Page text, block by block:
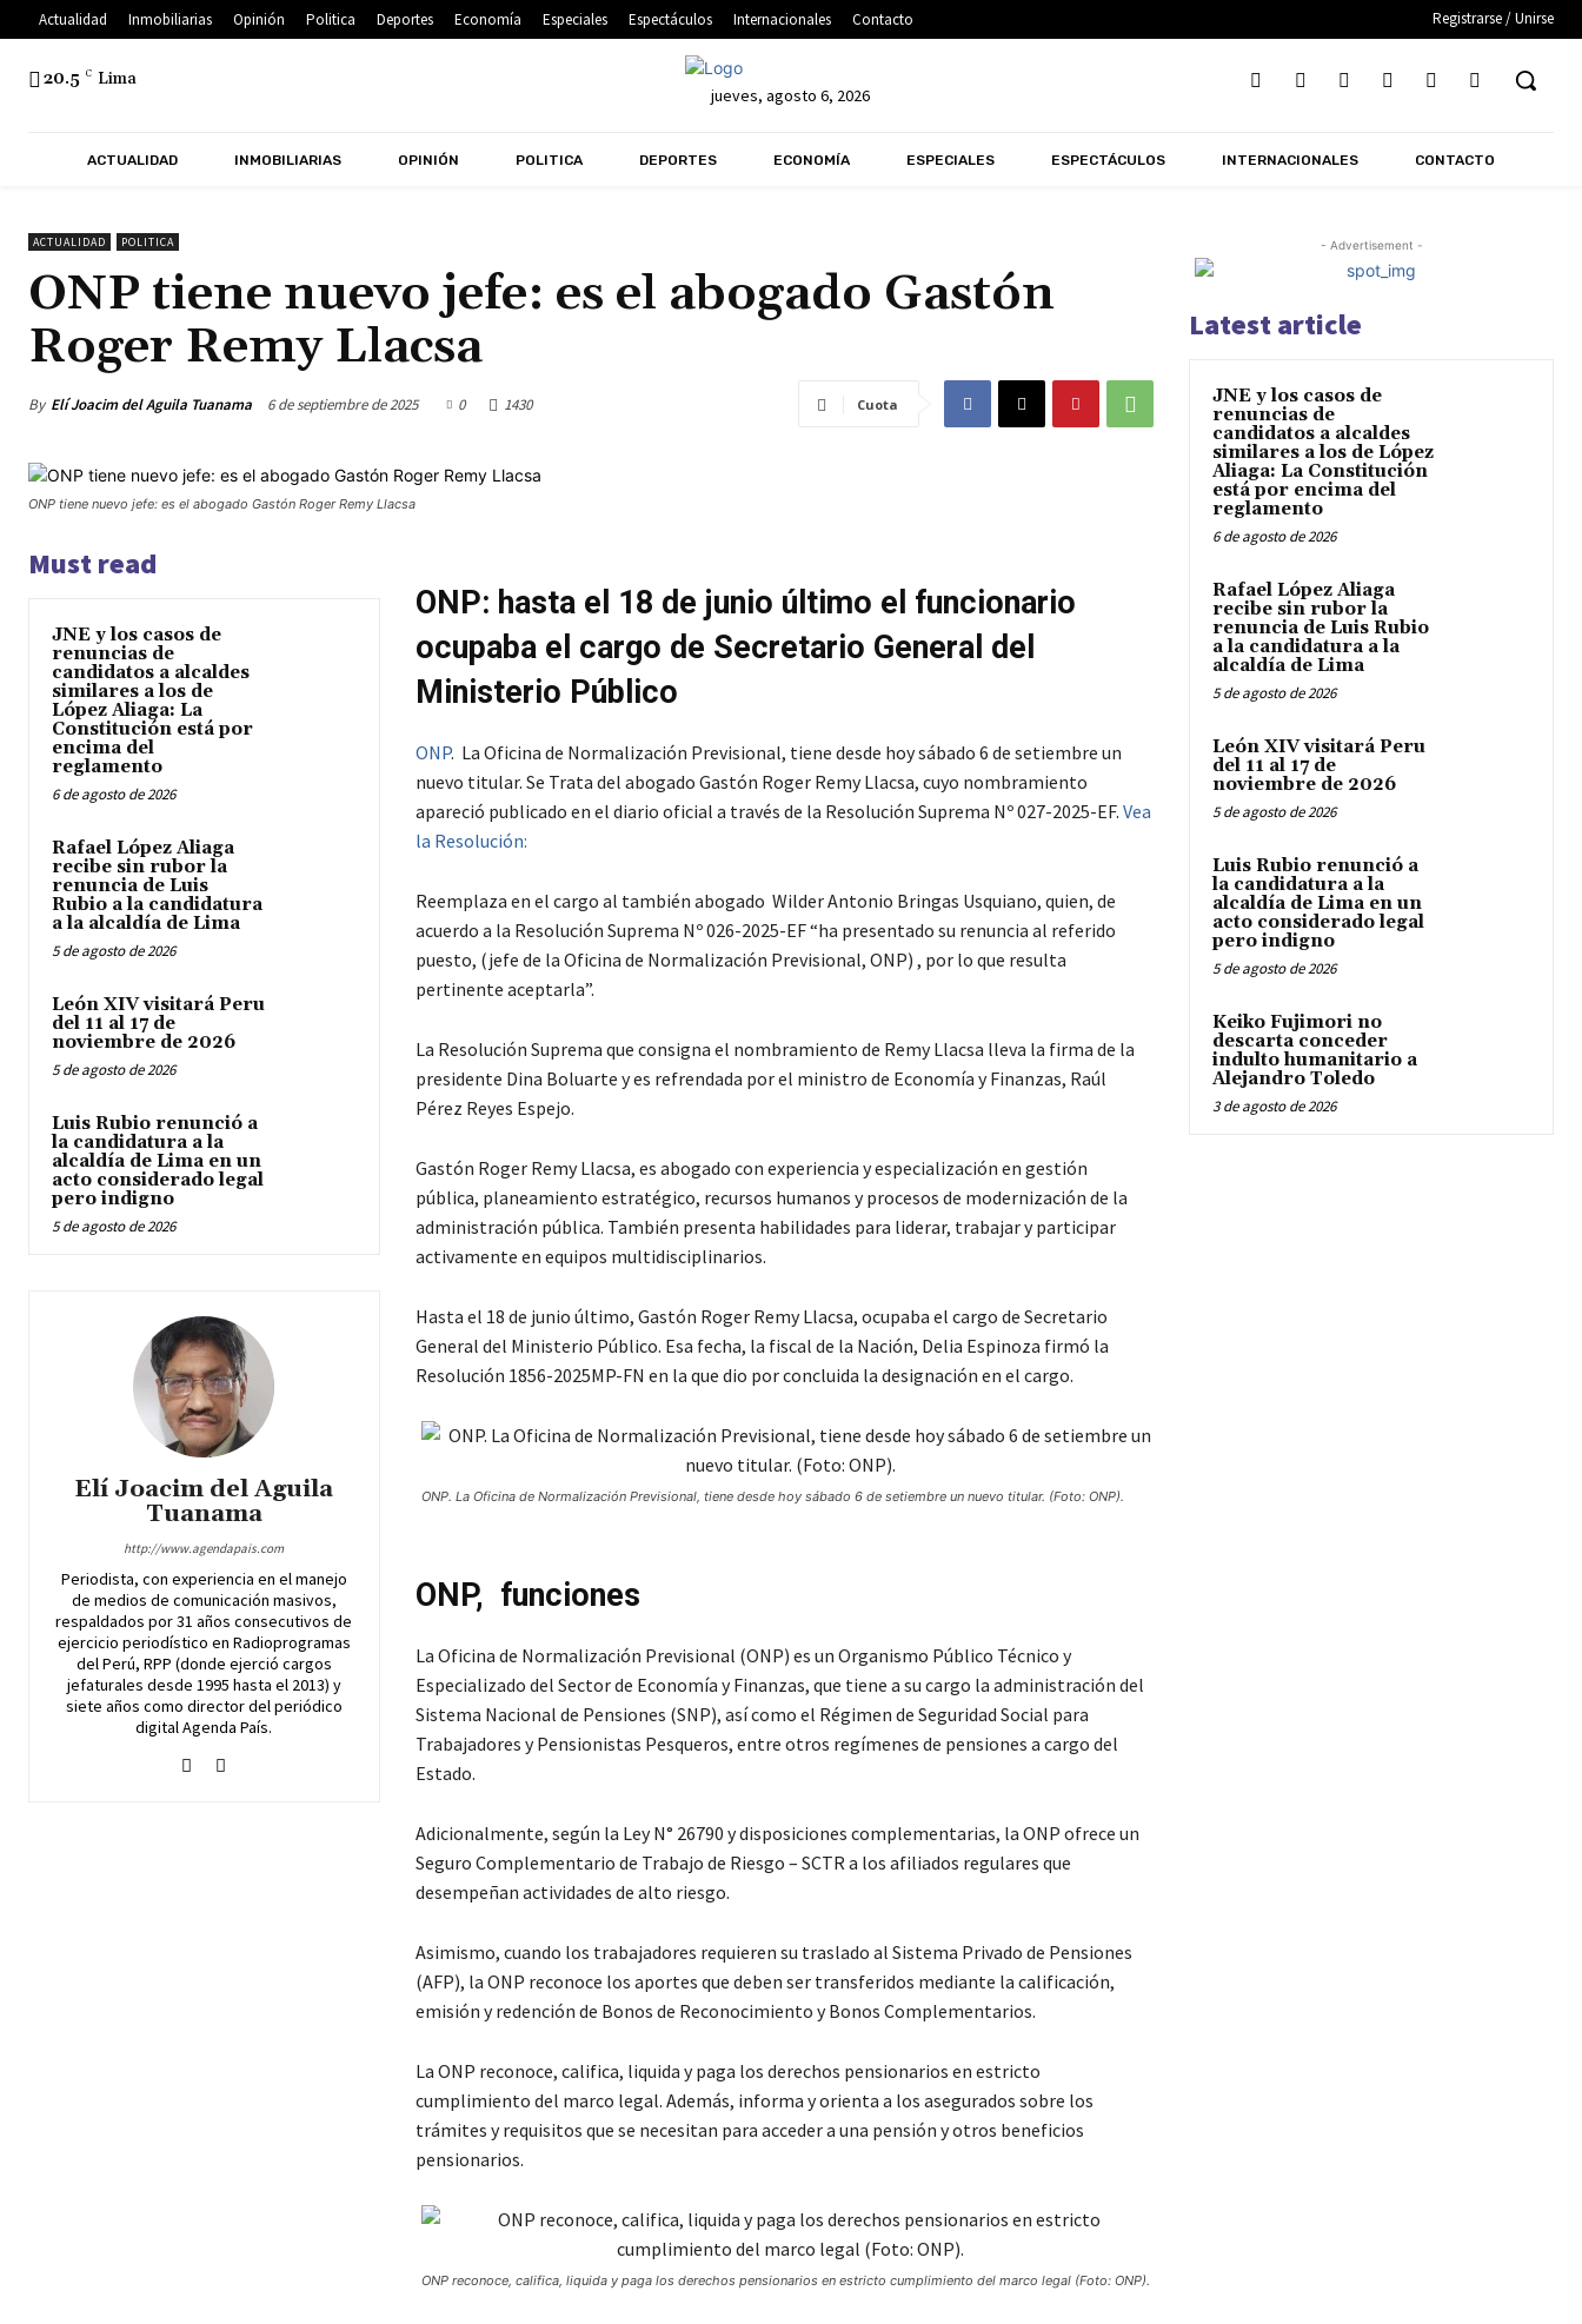
Actualidad Inmobiliarias Opinión Politica Deportes Economía Especiales Espectáculos Internacionales Contacto Registrarse / Unirse
20.5 C Lima
jueves, agosto 6, 2026
ACTUALIDAD INMOBILIARIAS OPINIÓN POLITICA DEPORTES ECONOMÍA ESPECIALES ESPECTÁCULOS INTERNACIONALES CONTACTO
ACTUALIDAD POLITICA
ONP tiene nuevo jefe: es el abogado Gastón
Roger Remy Llacsa
By Elí Joacim del Aguila Tuanama 6 de septiembre de 2025 0 1430 Cuota
ONP tiene nuevo jefe: es el abogado Gastón Roger Remy Llacsa
Must read
JNE y los casos de
renuncias de
candidatos a alcaldes
similares a los de
López Aliaga: La
Constitución está por
encima del
reglamento
6 de agosto de 2026
Rafael López Aliaga
recibe sin rubor la
renuncia de Luis
Rubio a la candidatura
a la alcaldía de Lima
5 de agosto de 2026
León XIV visitará Peru
del 11 al 17 de
noviembre de 2026
5 de agosto de 2026
Luis Rubio renunció a
la candidatura a la
alcaldía de Lima en un
acto considerado legal
pero indigno
5 de agosto de 2026
Elí Joacim del Aguila
Tuanama
http://www.agendapais.com
Periodista, con experiencia en el manejo
de medios de comunicación masivos,
respaldados por 31 años consecutivos de
ejercicio periodístico en Radioprogramas
del Perú, RPP (donde ejerció cargos
jefaturales desde 1995 hasta el 2013) y
siete años como director del periódico
digital Agenda País.
ONP: hasta el 18 de junio último el funcionario
ocupaba el cargo de Secretario General del
Ministerio Público
ONP. La Oficina de Normalización Previsional, tiene desde hoy sábado 6 de setiembre un
nuevo titular. Se Trata del abogado Gastón Roger Remy Llacsa, cuyo nombramiento
apareció publicado en el diario oficial a través de la Resolución Suprema Nº 027-2025-EF. Vea
la Resolución:
Reemplaza en el cargo al también abogado Wilder Antonio Bringas Usquiano, quien, de
acuerdo a la Resolución Suprema Nº 026-2025-EF “ha presentado su renuncia al referido
puesto, (jefe de la Oficina de Normalización Previsional, ONP) , por lo que resulta
pertinente aceptarla”.
La Resolución Suprema que consigna el nombramiento de Remy Llacsa lleva la firma de la
presidente Dina Boluarte y es refrendada por el ministro de Economía y Finanzas, Raúl
Pérez Reyes Espejo.
Gastón Roger Remy Llacsa, es abogado con experiencia y especialización en gestión
pública, planeamiento estratégico, recursos humanos y procesos de modernización de la
administración pública. También presenta habilidades para liderar, trabajar y participar
activamente en equipos multidisciplinarios.
Hasta el 18 de junio último, Gastón Roger Remy Llacsa, ocupaba el cargo de Secretario
General del Ministerio Público. Esa fecha, la fiscal de la Nación, Delia Espinoza firmó la
Resolución 1856-2025MP-FN en la que dio por concluida la designación en el cargo.
ONP. La Oficina de Normalización Previsional, tiene desde hoy sábado 6 de setiembre un nuevo titular. (Foto: ONP).
ONP, funciones
La Oficina de Normalización Previsional (ONP) es un Organismo Público Técnico y
Especializado del Sector de Economía y Finanzas, que tiene a su cargo la administración del
Sistema Nacional de Pensiones (SNP), así como el Régimen de Seguridad Social para
Trabajadores y Pensionistas Pesqueros, entre otros regímenes de pensiones a cargo del
Estado.
Adicionalmente, según la Ley N° 26790 y disposiciones complementarias, la ONP ofrece un
Seguro Complementario de Trabajo de Riesgo – SCTR a los afiliados regulares que
desempeñan actividades de alto riesgo.
Asimismo, cuando los trabajadores requieren su traslado al Sistema Privado de Pensiones
(AFP), la ONP reconoce los aportes que deben ser transferidos mediante la calificación,
emisión y redención de Bonos de Reconocimiento y Bonos Complementarios.
La ONP reconoce, califica, liquida y paga los derechos pensionarios en estricto
cumplimiento del marco legal. Además, informa y orienta a los asegurados sobre los
trámites y requisitos que se necesitan para acceder a una pensión y otros beneficios
pensionarios.
ONP reconoce, califica, liquida y paga los derechos pensionarios en estricto cumplimiento del marco legal (Foto: ONP).
- Advertisement -
Latest article
JNE y los casos de
renuncias de
candidatos a alcaldes
similares a los de López
Aliaga: La Constitución
está por encima del
reglamento
6 de agosto de 2026
Rafael López Aliaga
recibe sin rubor la
renuncia de Luis Rubio
a la candidatura a la
alcaldía de Lima
5 de agosto de 2026
León XIV visitará Peru
del 11 al 17 de
noviembre de 2026
5 de agosto de 2026
Luis Rubio renunció a
la candidatura a la
alcaldía de Lima en un
acto considerado legal
pero indigno
5 de agosto de 2026
Keiko Fujimori no
descarta conceder
indulto humanitario a
Alejandro Toledo
3 de agosto de 2026